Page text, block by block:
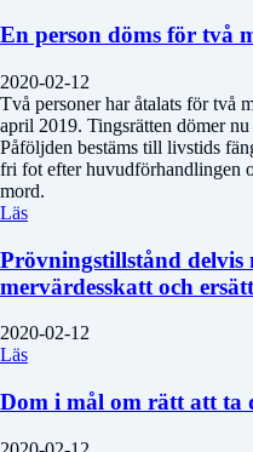
En person döms för två
2020-02-12
Två personer har åtalats för två
april 2019. Tingsrätten dömer
Påföljden bestäms till livstids
fri fot efter huvudförhandlingen
mord.
Läs
Prövningstillstånd delvis
mervärdesskatt och
2020-02-12
Läs
Dom i mål om rätt att ta